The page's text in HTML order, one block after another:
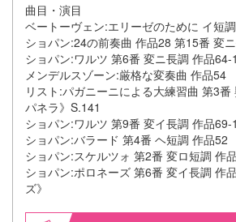
曲目・演目
ベートーヴェン:エリーゼのために イ短
ショパン:24の前奏曲 作品28 第15番 変ニ
ショパン:ワルツ 第6番 変ニ長調 作品64-
メンデルスゾーン:厳格な変奏曲 作品54
リスト:パガニーニによる大練習曲 第3番
パネラ》S.141
ショパン:ワルツ 第9番 変イ長調 作品69-
ショパン:バラード 第4番 ヘ短調 作品52
ショパン:スケルツォ 第2番 変ロ短調 作
ショパン:ポロネーズ 第6番 変イ長調 作
ズ》